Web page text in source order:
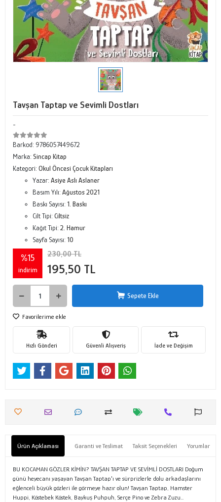
Tavşan Taptap ve Sevimli Dostları
-
Barkod: 9786057449672
Marka: Sincap Kitap
Kategori: Okul Öncesi Çocuk Kitapları
Yazar: Asiye Aslı Aslaner
Basım Yılı: Ağustos 2021
Baskı Sayısı: 1. Baskı
Cilt Tipi: Ciltsiz
Kağıt Tipi: 2. Hamur
Sayfa Sayısı: 10
%15
indirim
230,00 TL
195,50 TL
Sepete Ekle
Favorilerime ekle
Hızlı Gönderi Güvenli Alışveriş İade ve Değişim
Ürün Açıklaması Garanti ve Teslimat Taksit Seçenekleri Yorumlar
BU KOCAMAN GÖZLER KİMİN? TAVŞAN TAPTAP VE SEVİMLİ DOSTLARI Doğum
günü heyecanı yaşayan Tavşan Taptap'ı ve sürprizlerle dolu arkadaşlarını
eğlenceli büyük gözleri ile görmeye hazır olun! Tavşan Taptap, Hamster
Huppi, Köstebek Köstek, Baykuş Puhpuh, Serçe Pino ve Zebra Zuzu...